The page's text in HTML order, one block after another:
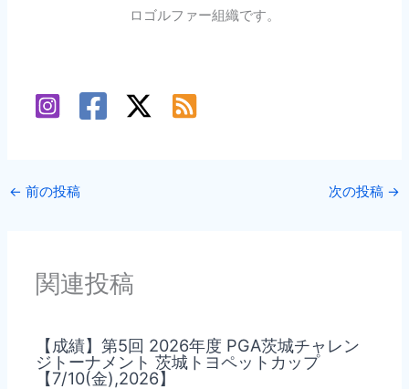
ロゴルファー組織です。
← 前の投稿 次の投稿 →
関連投稿
【成績】第5回 2026年度 PGA茨城チャレン
ジトーナメント 茨城トヨペットカップ
【7/10(金),2026】